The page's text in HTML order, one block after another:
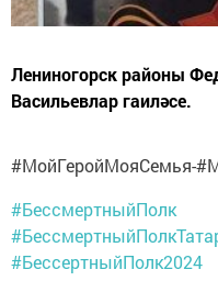
Лениногорск районы
Васильевлар гаиләсе.
#МойГеройМояСемья-
#БессмертныйПолк
#БессертныйПолк2024